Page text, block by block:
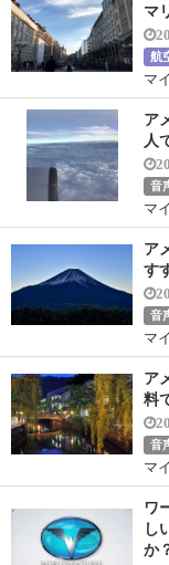
マ
航
マ
ア
人
音
マ
ア
す
音
マ
ア
料
音
マ
ワ
し
か